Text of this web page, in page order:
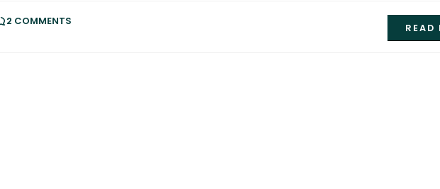
2 COMMENTS
READ